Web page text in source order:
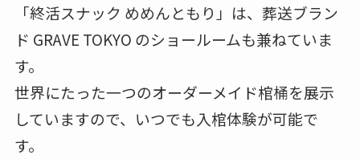
「終活スナック めめんともり」は、葬送ブラン
ド GRAVE TOKYO のショールームも兼ねていま
す。
世界にたった一つのオーダーメイド棺桶を展示
していますので、いつでも入棺体験が可能で
す。